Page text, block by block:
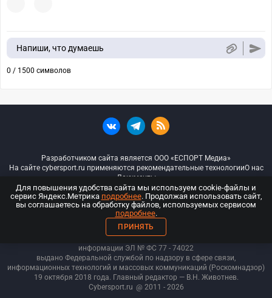
Напиши, что думаешь
0 / 1500 символов
Разработчиком сайта является ООО «ЕСПОРТ Медиа»
На сайте cybersport.ru применяются рекомендательные технологииО нас
Документы
© ООО «Киберспорт.ру» — Все права защищены
18+
ООО «Киберспорт.ру». Свидетельство о регистрации средств массовой
информации ЭЛ № ФС 77 - 74022
выдано Федеральной службой по надзору в сфере связи,
информационных технологий и массовых коммуникаций (Роскомнадзор)
19 октября 2018 года. Главный редактор — В.Н. Животнев.
Cybersport.ru @ 2011 - 2026
Для повышения удобства сайта мы используем cookie-файлы и
сервис Яндекс.Метрика подробнее. Продолжая использовать сайт,
вы соглашаетесь на обработку файлов, используемых сервисом
подробнее.
ПРИНЯТЬ